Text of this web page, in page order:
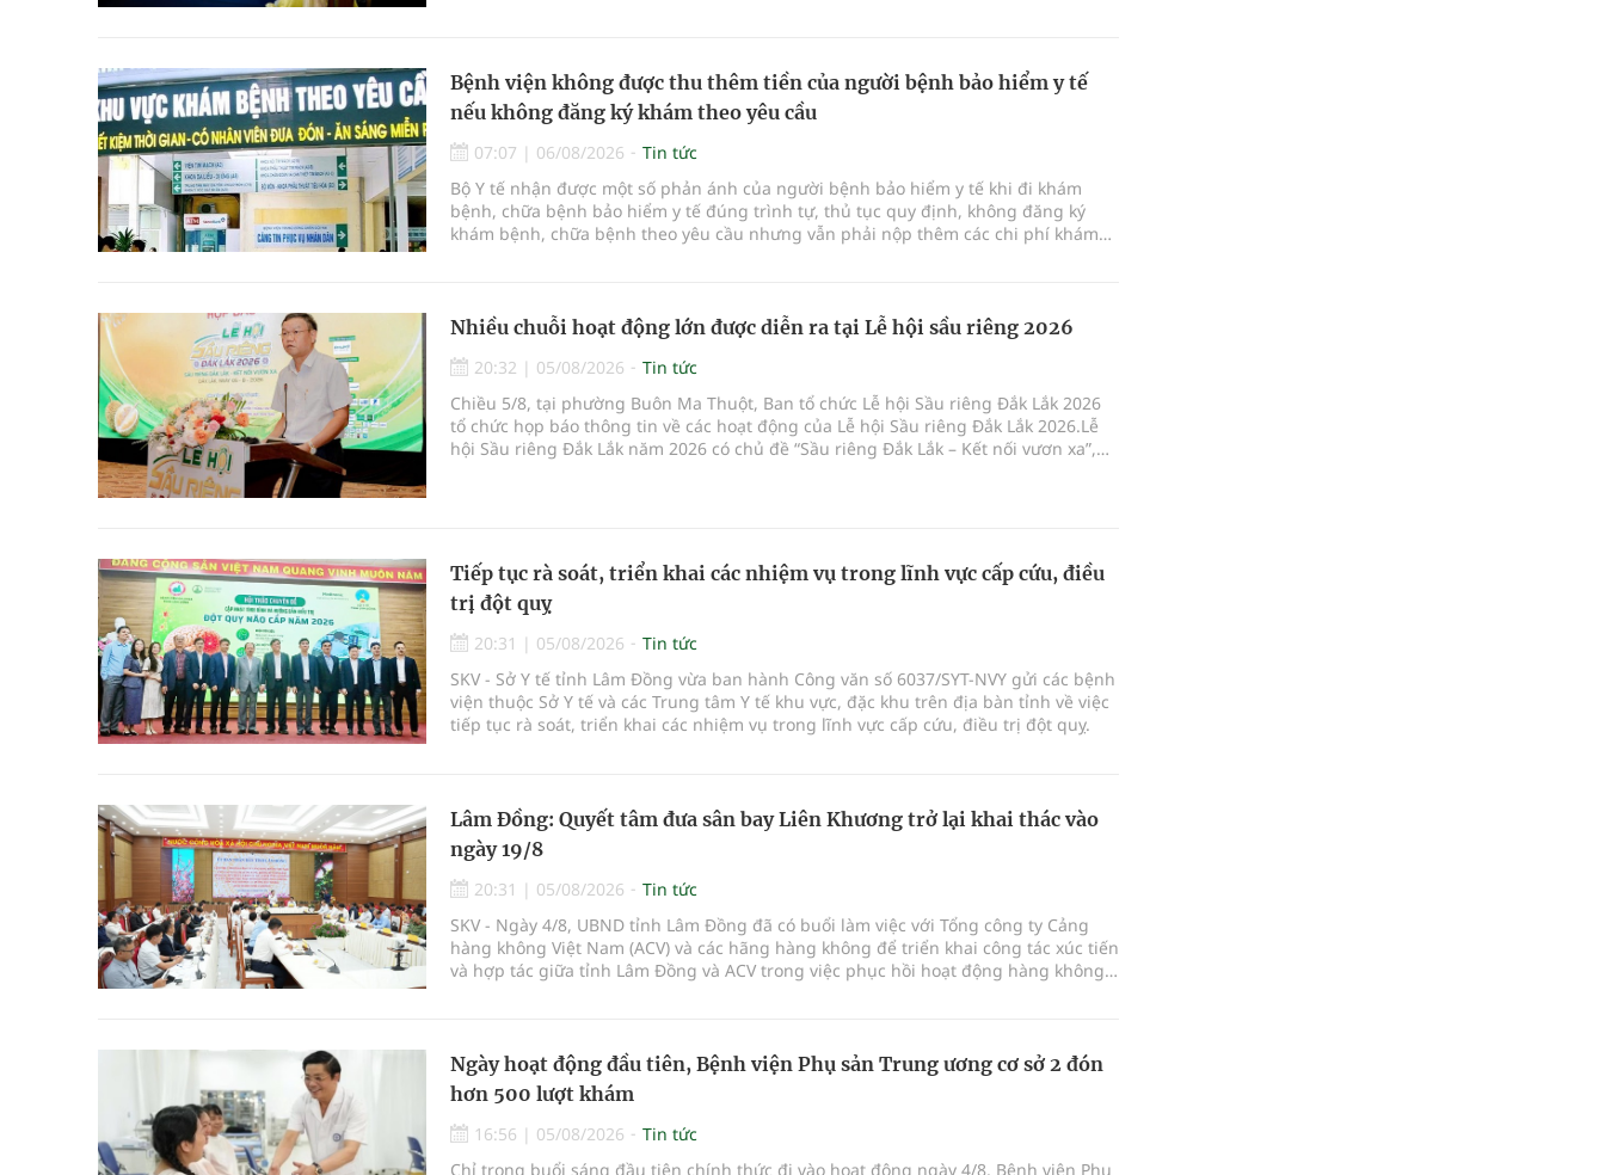
Bệnh viện không được thu thêm tiền của người bệnh bảo hiểm y tế
nếu không đăng ký khám theo yêu cầu
07:07 | 06/08/2026
Tin tức
Bộ Y tế nhận được một số phản ánh của người bệnh bảo hiểm y tế khi đi khám
bệnh, chữa bệnh bảo hiểm y tế đúng trình tự, thủ tục quy định, không đăng ký
khám bệnh, chữa bệnh theo yêu cầu nhưng vẫn phải nộp thêm các chi phí khám
Nhiều chuỗi hoạt động lớn được diễn ra tại Lễ hội sầu riêng 2026
20:32 | 05/08/2026
Tin tức
Chiều 5/8, tại phường Buôn Ma Thuột, Ban tổ chức Lễ hội Sầu riêng Đắk Lắk 2026
tổ chức họp báo thông tin về các hoạt động của Lễ hội Sầu riêng Đắk Lắk 2026.Lễ
hội Sầu riêng Đắk Lắk năm 2026 có chủ đề “Sầu riêng Đắk Lắk – Kết nối vươn xa”,
Tiếp tục rà soát, triển khai các nhiệm vụ trong lĩnh vực cấp cứu, điều
trị đột quỵ
20:31 | 05/08/2026
Tin tức
SKV - Sở Y tế tỉnh Lâm Đồng vừa ban hành Công văn số 6037/SYT-NVY gửi các bệnh
viện thuộc Sở Y tế và các Trung tâm Y tế khu vực, đặc khu trên địa bàn tỉnh về việc
tiếp tục rà soát, triển khai các nhiệm vụ trong lĩnh vực cấp cứu, điều trị đột quỵ.
Lâm Đồng: Quyết tâm đưa sân bay Liên Khương trở lại khai thác vào
ngày 19/8
20:31 | 05/08/2026
Tin tức
SKV - Ngày 4/8, UBND tỉnh Lâm Đồng đã có buổi làm việc với Tổng công ty Cảng
hàng không Việt Nam (ACV) và các hãng hàng không để triển khai công tác xúc tiến
và hợp tác giữa tỉnh Lâm Đồng và ACV trong việc phục hồi hoạt động hàng không,
Ngày hoạt động đầu tiên, Bệnh viện Phụ sản Trung ương cơ sở 2 đón
hơn 500 lượt khám
16:56 | 05/08/2026
Tin tức
Chỉ trong buổi sáng đầu tiên chính thức đi vào hoạt động ngày 4/8, Bệnh viện Phụ